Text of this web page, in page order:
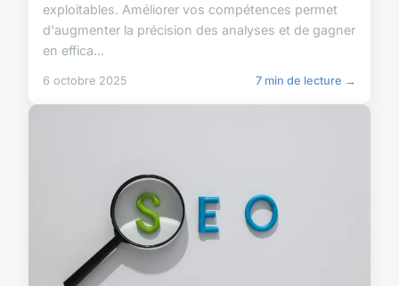
exploitables. Améliorer vos compétences permet
d'augmenter la précision des analyses et de gagner
en effica...
6 octobre 2025 7 min de lecture →